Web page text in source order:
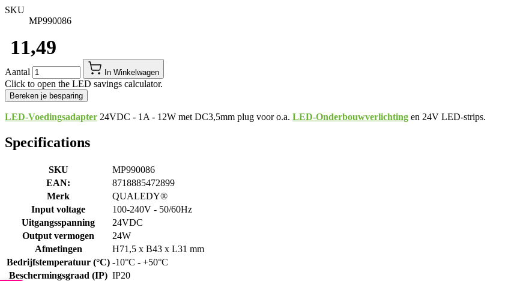
SKU
MP990086
​ 11,49
Aantal In Winkelwagen
Click to open the LED savings calculator.
Bereken je besparing
LED-Voedingsadapter 24VDC - 1A - 12W met DC3,5mm plug voor o.a. LED-Onderbouwverlichting en 24V LED-strips.
Specifications
SKU
MP990086
EAN:
8718885472899
Merk
QUALEDY®
Input voltage
100-240V - 50/60Hz
Uitgangsspanning
24VDC
Output vermogen
24W
Afmetingen
H71,5 x B43 x L31 mm
Bedrijfstemperatuur (°C) -10°C - +50°C
Beschermingsgraad (IP) IP20